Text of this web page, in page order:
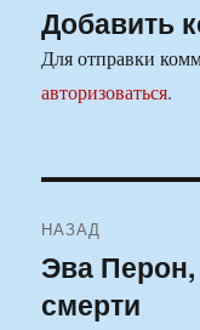
Добавить
Для отправки
авторизоваться.
по
записям
НАЗАД
Предыдущая
запись:
Эва Перон,
смерти